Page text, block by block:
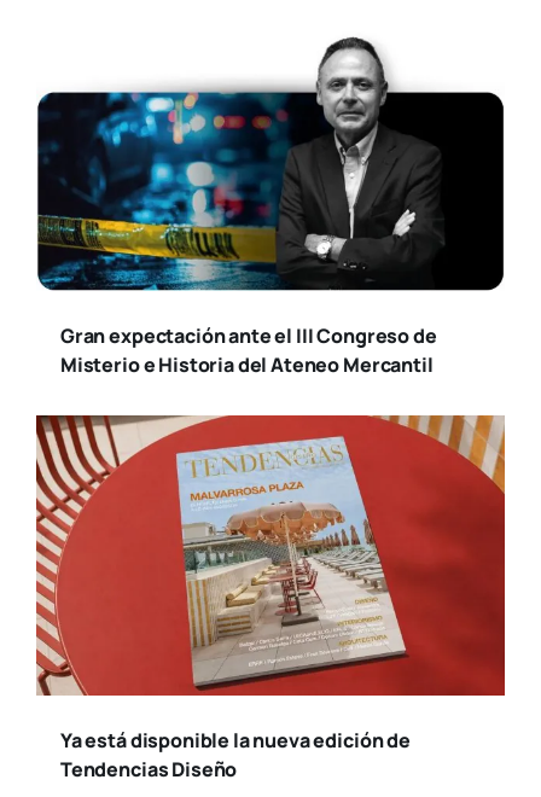
Gran expectación ante el III Congreso de
Misterio e Historia del Ateneo Mercantil
Ya está disponible la nueva edición de
Tendencias Diseño